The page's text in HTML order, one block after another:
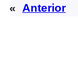
« Anterior